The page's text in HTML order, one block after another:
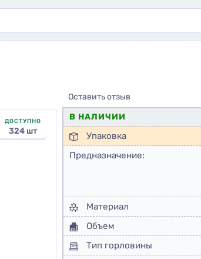
ДОСТУПНО
324 шт
Оставить отзыв
В НАЛИЧИИ
Упаковка
Предназначение:
Материал
Объем
Тип горловины